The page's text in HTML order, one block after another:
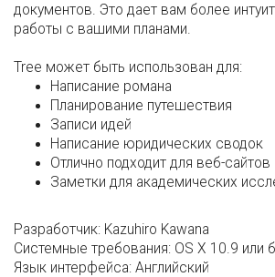
документов. Это дает вам более
работы с вашими планами.
Tree может быть использован для:
Написание романа
Планирование путешествия
Записи идей
Написание юридических сводок
Отлично подходит для веб-сайтов
Заметки для академических
Разработчик: Kazuhiro Kawana
Системные требования: OS X 10.9 или
Язык интерфейса: Английский